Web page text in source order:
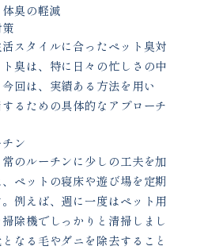
体臭の軽減
スタイルに合ったペット臭対
臭は、特に日々の忙しさの中
回は、実績ある方法を用い
るための具体的なアプローチ
ン
のルーチンに少しの工夫を加
ペットの寝床や遊び場を定期
例えば、週に一度はペット用
除機でしっかりと清掃しまし
なる毛やダニを除去すること